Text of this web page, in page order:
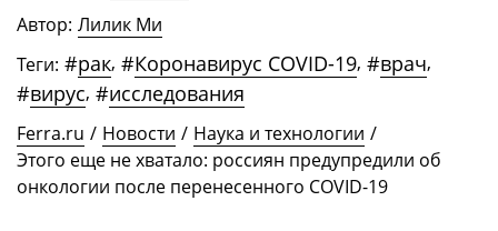
Автор: Лилик Ми
Теги: #рак, #Коронавирус COVID-19, #врач,
#вирус, #исследования
Ferra.ru / Новости / Наука и технологии /
Этого еще не хватало: россиян предупредили об
онкологии после перенесенного COVID-19